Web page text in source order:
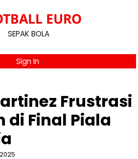
EURO
SEPAK BOLA
Sign In
Frustrasi
di Final Piala